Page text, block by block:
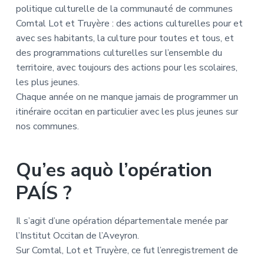
politique culturelle de la communauté de communes
Comtal Lot et Truyère : des actions culturelles pour et
avec ses habitants, la culture pour toutes et tous, et
des programmations culturelles sur l’ensemble du
territoire, avec toujours des actions pour les scolaires,
les plus jeunes.
Chaque année on ne manque jamais de programmer un
itinéraire occitan en particulier avec les plus jeunes sur
nos communes.
Qu’es aquò l’opération
PAÍS ?
Il s’agit d’une opération départementale menée par
l’Institut Occitan de l’Aveyron.
Sur Comtal, Lot et Truyère, ce fut l’enregistrement de